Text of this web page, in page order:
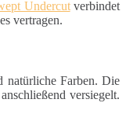
Undercutverbindet
vertragen.
natürliche Farben. Die
versiegelt.